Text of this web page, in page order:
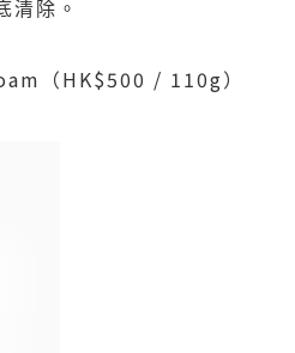
清除。
（HK$500 / 110g）